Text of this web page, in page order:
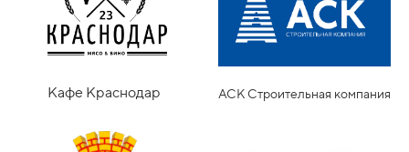
Кафе Краснодар АСК Строительная компания